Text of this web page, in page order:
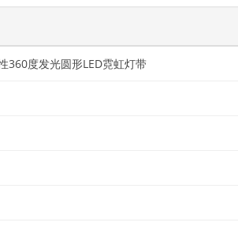
360度发光圆形LED霓虹灯带